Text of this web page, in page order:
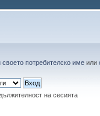
своето потребителско име или
на сесията